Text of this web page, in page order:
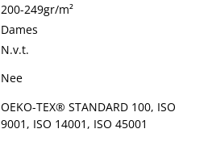
200-249gr/m²
Dames
N.v.t.
Nee
OEKO-TEX® STANDARD 100, ISO
9001, ISO 14001, ISO 45001